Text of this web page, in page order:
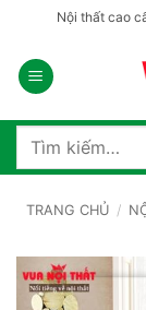
nội
dung
Nội thất cao
Tìm
TRANG CHỦ /